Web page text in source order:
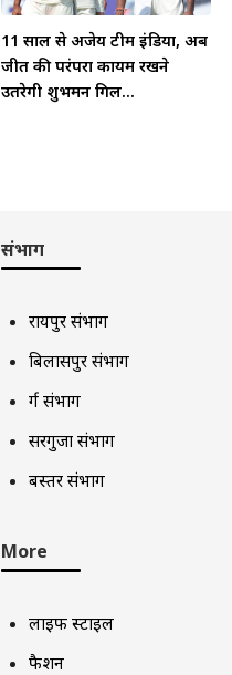
11 साल से अजेय टीम इंडिया, अब
जीत की परंपरा कायम रखने
उतरेगी शुभमन गिल...
संभाग
रायपुर संभाग
बिलासपुर संभाग
दुर्ग संभाग
सरगुजा संभाग
बस्तर संभाग
More
लाइफ स्टाइल
फैशन